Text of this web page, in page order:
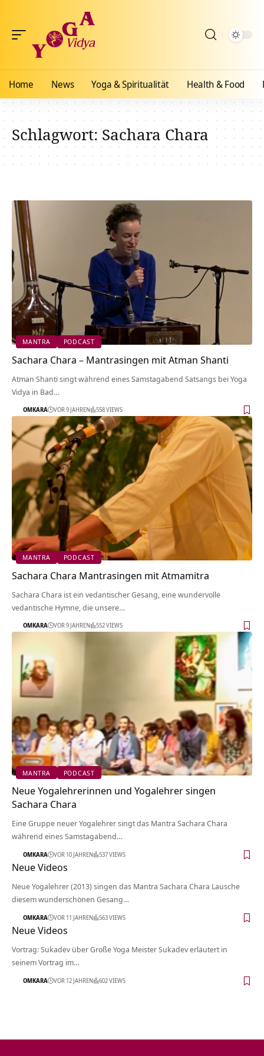
Home News Yoga & Spiritualität Health & Food
Schlagwort:Sachara Chara
MANTRA PODCAST
Sachara Chara – Mantrasingen mit Atman Shanti
Atman Shanti singt während eines Samstagabend Satsangs bei Yoga
Vidya in Bad…
OMKARA VOR 9 JAHREN 558 VIEWS
MANTRA PODCAST
Sachara Chara Mantrasingen mit Atmamitra
Sachara Chara ist ein vedantischer Gesang, eine wundervolle
vedantische Hymne, die unsere…
OMKARA VOR 9 JAHREN 552 VIEWS
MANTRA PODCAST
Neue Yogalehrerinnen und Yogalehrer singen
Sachara Chara
Eine Gruppe neuer Yogalehrer singt das Mantra Sachara Chara
während eines Samstagabend…
OMKARA VOR 10 JAHREN 537 VIEWS
Neue Videos
Neue Yogalehrer (2013) singen das Mantra Sachara Chara Lausche
diesem wunderschönen Gesang…
OMKARA VOR 11 JAHREN 563 VIEWS
Neue Videos
Vortrag: Sukadev über Große Yoga Meister Sukadev erläutert in
seinem Vortrag im…
OMKARA VOR 12 JAHREN 602 VIEWS